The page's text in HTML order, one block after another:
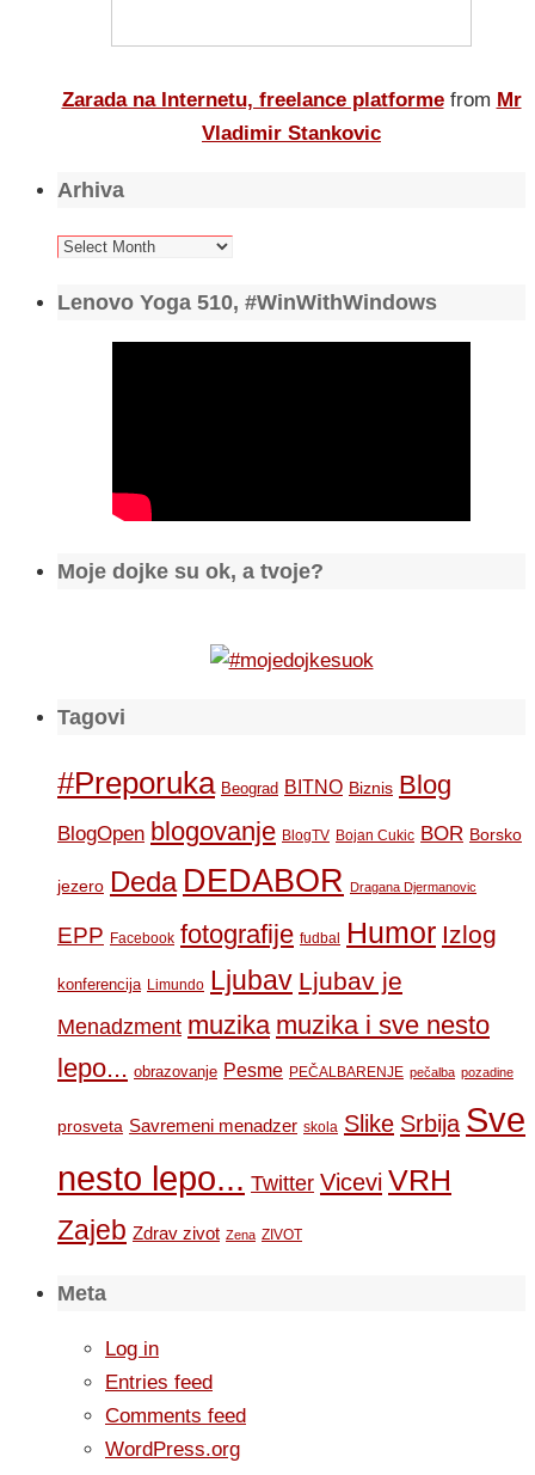
Zarada na Internetu, freelance platforme from Mr
Vladimir Stankovic
Arhiva
Arhiva
Lenovo Yoga 510, #WinWithWindows
Moje dojke su ok, a tvoje?
Tagovi
#Preporuka Beograd BITNO Biznis Blog
BlogOpen blogovanje BlogTV Bojan Cukic BOR Borsko
jezero Deda DEDABOR Dragana Djermanovic
EPP Facebook fotografije fudbal Humor Izlog
konferencija Limundo Ljubav Ljubav je
Menadzment muzika muzika i sve nesto
lepo... obrazovanje Pesme PEČALBARENJE pečalba pozadine
prosveta Savremeni menadzer skola Slike Srbija Sve
nesto lepo... Twitter Vicevi VRH
Zajeb Zdrav zivot Zena ZIVOT
Meta
Log in
Entries feed
Comments feed
WordPress.org